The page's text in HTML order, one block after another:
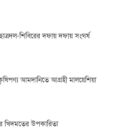
শিবিরের দফায় দফায় সংঘর্ষ
আমদানিতে আগ্রহী মালয়েশিয়া
খিদমতের উপকারিতা